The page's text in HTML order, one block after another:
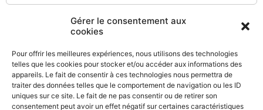
Gérer le consentement aux
cookies
Pour offrir les meilleures expériences, nous utilisons des technologies
telles que les cookies pour stocker et/ou accéder aux informations des
appareils. Le fait de consentir à ces technologies nous permettra de
traiter des données telles que le comportement de navigation ou les ID
uniques sur ce site. Le fait de ne pas consentir ou de retirer son
consentement peut avoir un effet négatif sur certaines caractéristiques
Déclaration préalable de travaux (DP)
Logement
Permis de construire
Logement